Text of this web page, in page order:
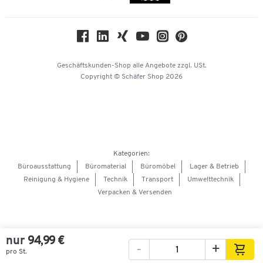
nur 94,99 €
pro St. - +
360°-Ansicht
KinderHerz Zukunftsfonds
Barrierefreiheitserklärung
Onlinebewerbung Lieferant
Geschäftskunden-Shop alle Angebote zzgl. USt.
Copyright © Schäfer Shop 2026
Kategorien:
Büroausstattung
Büromaterial Büromöbel
Lager & Betrieb
Reinigung & Hygiene
Technik Transport
Umwelttechnik
Verpacken & Versenden